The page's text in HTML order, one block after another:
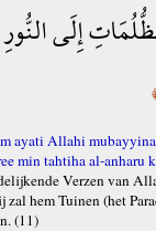
إِلَى
ayati Allahi
tahtiha al-anharu
Verzen van
hem Tuinen (het
(11)